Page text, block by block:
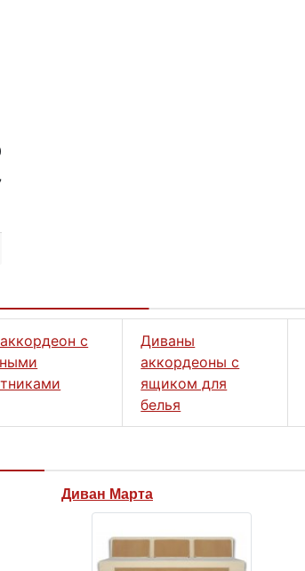
с
Диваны
аккордеоны с
ящиком для
белья
Диван Марта